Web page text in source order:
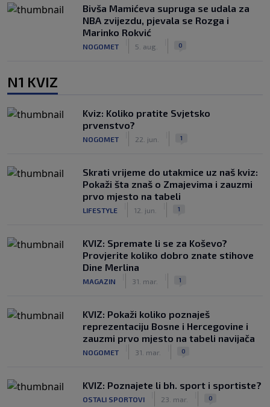
Bivša Mamićeva supruga se udala za
NBA zvijezdu, pjevala se Rozga i
Marinko Rokvić
NOGOMET 5. aug. 0
N1 KVIZ
Kviz: Koliko pratite Svjetsko
prvenstvo?
NOGOMET 22. jun. 1
Skrati vrijeme do utakmice uz naš kviz:
Pokaži šta znaš o Zmajevima i zauzmi
prvo mjesto na tabeli
LIFESTYLE 12. jun. 1
KVIZ: Spremate li se za Koševo?
Provjerite koliko dobro znate stihove
Dine Merlina
MAGAZIN 31. mar. 1
KVIZ: Pokaži koliko poznaješ
reprezentaciju Bosne i Hercegovine i
zauzmi prvo mjesto na tabeli navijača
NOGOMET 31. mar. 0
KVIZ: Poznajete li bh. sport i sportiste?
OSTALI SPORTOVI 23. mar. 0